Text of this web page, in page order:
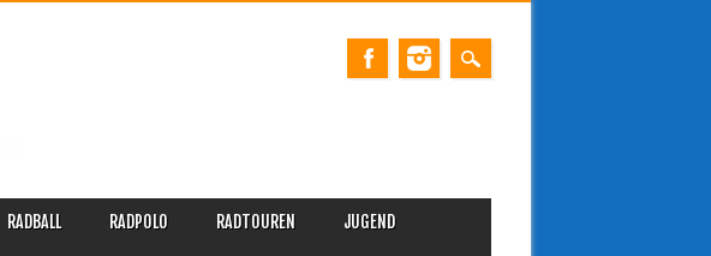
RADBALL RADPOLO RADTOUREN JUGEND